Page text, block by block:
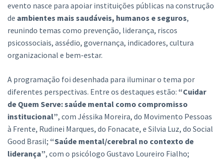
evento nasce para apoiar instituições públicas na construção
de ambientes mais saudáveis, humanos e seguros,
reunindo temas como prevenção, liderança, riscos
psicossociais, assédio, governança, indicadores, cultura
organizacional e bem-estar.
A programação foi desenhada para iluminar o tema por
diferentes perspectivas. Entre os destaques estão: “Cuidar
de Quem Serve: saúde mental como compromisso
institucional”, com Jéssika Moreira, do Movimento Pessoas
à Frente, Rudinei Marques, do Fonacate, e Silvia Luz, do Social
Good Brasil; “Saúde mental/cerebral no contexto de
liderança”, com o psicólogo Gustavo Loureiro Fialho;